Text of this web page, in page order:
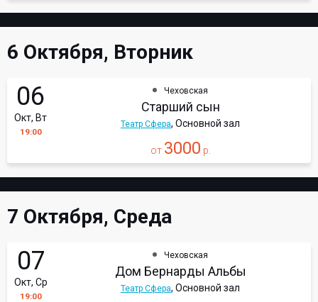
6 Октября, Вторник
06
Окт, Вт
19:00
Чеховская
Старший сын
Театр Сфера, Основной зал
от 3000 р.
7 Октября, Среда
07
Окт, Ср
19:00
Чеховская
Дом Бернарды Альбы
Театр Сфера, Основной зал